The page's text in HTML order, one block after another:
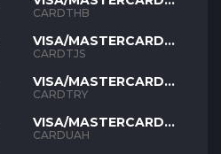
THB
CARDTHB
VISA/MASTERCARD
TJS
CARDTJS
VISA/MASTERCARD
TYR
CARDTRY
VISA/MASTERCARD
UAH
CARDUAH